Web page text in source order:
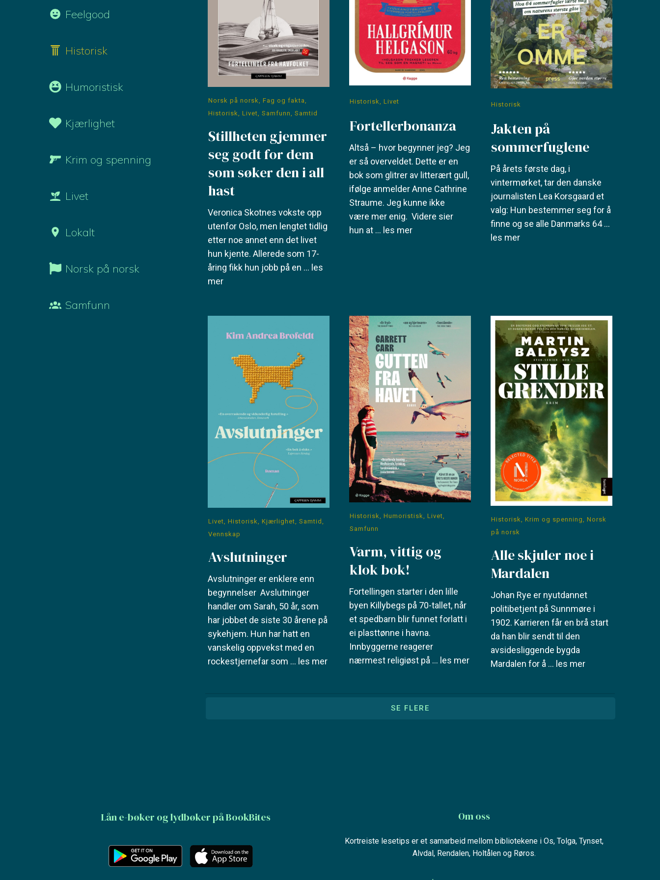
Norsk på norsk Fag og fakta
Historisk
Livet Samfunn Samtid
Stillheten gjemmer
seg godt for dem
som søker den i all
hast
Veronica Skotnes vokste opp
utenfor Oslo, men lengtet tidlig
etter noe annet enn det livet
hun kjente. Allerede som 17-
åring fikk hun jobb på en ... les
mer
Historisk Livet
Fortellerbonanza
Altså – hvor begynner jeg? Jeg
er så overveldet. Dette er en
bok som glitrer av litterært gull,
ifølge anmelder Anne Cathrine
Straume. Jeg kunne ikke
være mer enig. Videre sier
hun at ... les mer
Historisk
Jakten på
sommerfuglene
På årets første dag, i
vintermørket, tar den danske
journalisten Lea Korsgaard et
valg: Hun bestemmer seg for å
finne og se alle Danmarks 64...
les mer
Livet Historisk Kjærlighet Samtid
Vennskap
Avslutninger
Avslutninger er enklere enn
begynnelser Avslutninger
handler om Sarah, 50 år, som
har jobbet de siste 30 årene på
sykehjem. Hun har hatt en
vanskelig oppvekst med en
rockestjernefar som ... les mer
Historisk, Humoristisk, Livet,
Samfunn
Varm, vittig og
klok bok!
Fortellingen starter i den lille
byen Killybegs på 70-tallet, når
et spedbarn blir funnet forlatt i
ei plasttønne i havna.
Innbyggerne reagerer
nærmest religiøst på ... les mer
Historisk Krim og spenning
Norsk
på norsk
Alle skjuler noe i
Mardalen
Johan Rye er nyutdannet
politibetjent på Sunnmøre i
1902. Karrieren får en brå start
da han blir sendt til den
avsidesliggende bygda
Mardalen for å ... les mer
SE FLERE
Feelgood
Historisk
Humoristisk
Kjærlighet
Krim og spenning
Livet
Lokalt
Norsk på norsk
Samfunn
Lån e-bøker og lydbøker på BookBites Om oss
Kortreiste lesetips er et samarbeid mellom bibliotekene i Os, Tolga, Tynset,
Alvdal, Rendalen, Holtålen og Røros.